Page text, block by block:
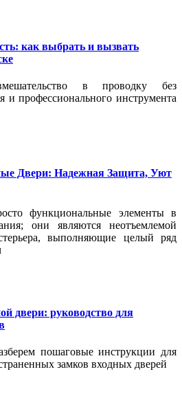
как выбрать и вызвать
в проводку без
и профессионального инструмента
Двери: Надежная Защита, Уют
функциональные элементы в
они являются неотъемлемой
выполняющие целый ряд
двери: руководство для
пошаговые инструкции для
замков входных дверей